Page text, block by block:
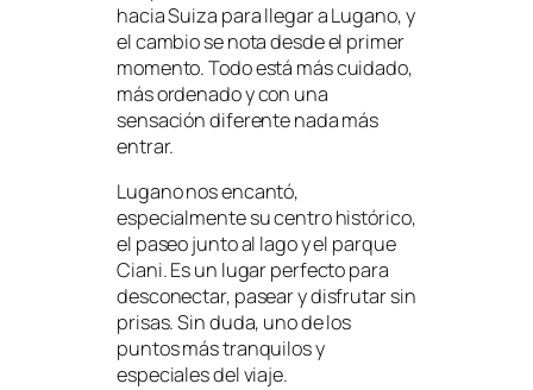
hacia Suiza para llegar a Lugano, y
el cambio se nota desde el primer
momento. Todo está más cuidado,
más ordenado y con una
sensación diferente nada más
entrar.
Lugano nos encantó,
especialmente su centro histórico,
el paseo junto al lago y el parque
Ciani. Es un lugar perfecto para
desconectar, pasear y disfrutar sin
prisas. Sin duda, uno de los
puntos más tranquilos y
especiales del viaje.